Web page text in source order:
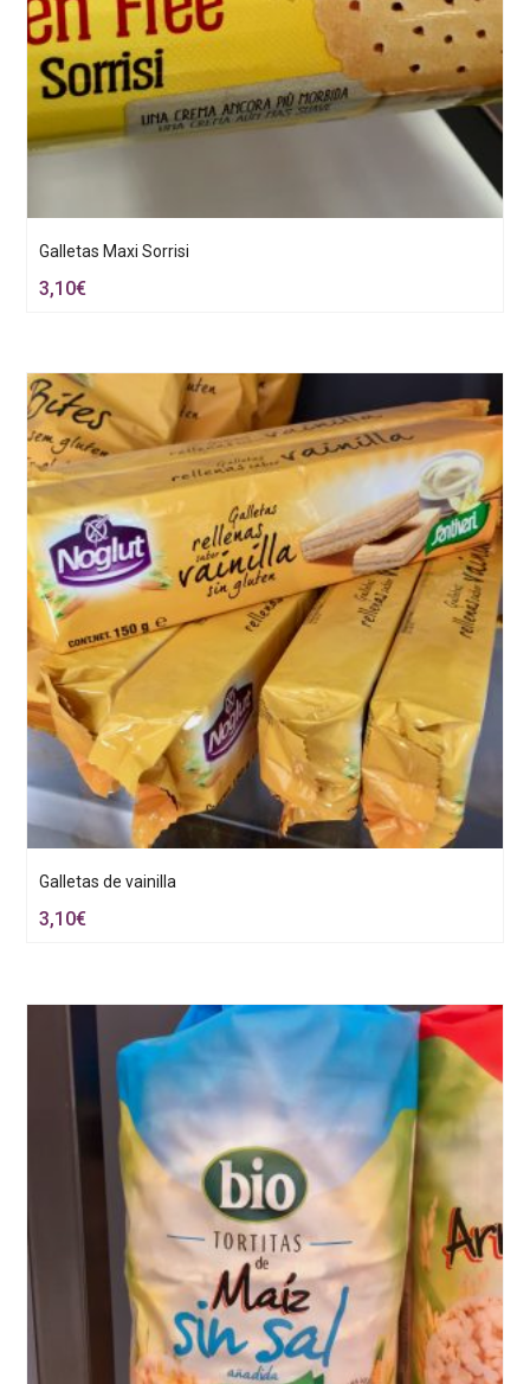
Galletas Maxi Sorrisi
3,10€
Galletas de vainilla
3,10€